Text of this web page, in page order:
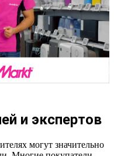
и экспертов
могут значительно